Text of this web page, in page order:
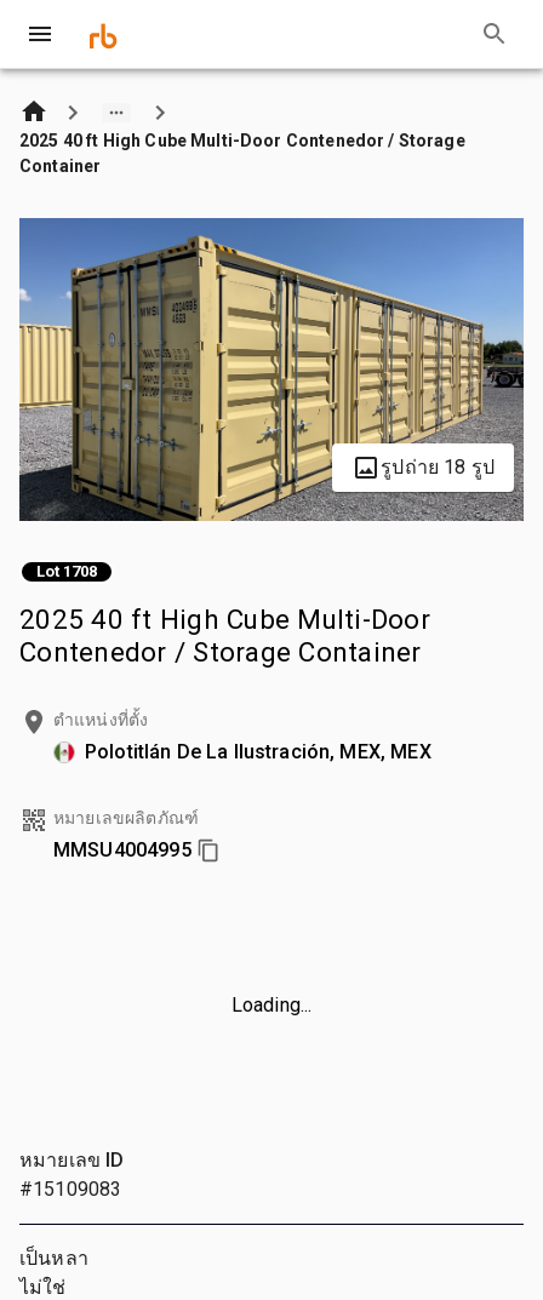
2025 40 ft High Cube Multi-Door Contenedor / Storage
Container
รูปถ่าย 18 รูป
Lot 1708
2025 40 ft High Cube Multi-Door
Contenedor / Storage Container
ตำแหน่งที่ตั้ง
Polotitlán De La Ilustración, MEX, MEX
หมายเลขผลิตภัณฑ์
MMSU4004995
Loading...
หมายเลข ID
#15109083
เป็นหลา
ไม่ใช่